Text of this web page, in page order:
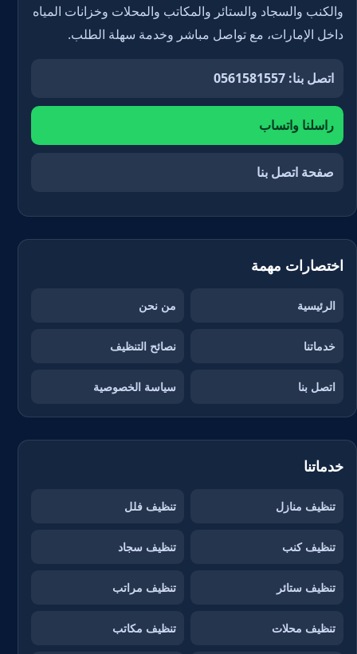
والكنب والسجاد والستائر والمكاتب والمحلات وخزانات المياه
داخل الإمارات، مع تواصل مباشر وخدمة سهلة الطلب.
اتصل بنا: 0561581557
راسلنا واتساب
صفحة اتصل بنا
اختصارات مهمة
الرئيسية من نحن
خدماتنا نصائح التنظيف
اتصل بنا سياسة الخصوصية
خدماتنا
تنظيف منازل تنظيف فلل
تنظيف كنب تنظيف سجاد
تنظيف ستائر تنظيف مراتب
تنظيف محلات تنظيف مكاتب